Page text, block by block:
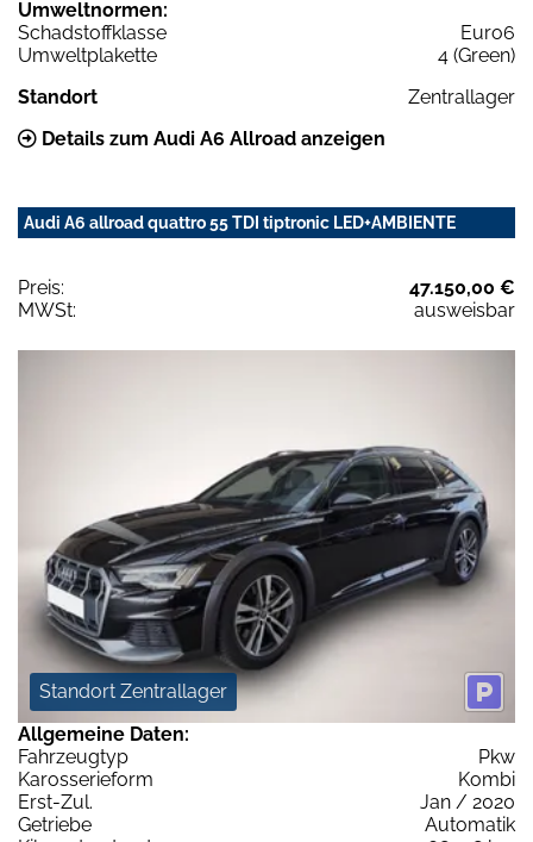
Umweltnormen:
Schadstoffklasse
Euro6
Umweltplakette
4 (Green)
Standort
Zentrallager
Details zum Audi A6 Allroad anzeigen
Audi A6 allroad quattro 55 TDI tiptronic LED+AMBIENTE
Preis:
47.150,00 €
MWSt:
ausweisbar
Standort Zentrallager
Allgemeine Daten:
Fahrzeugtyp
Pkw
Karosserieform
Kombi
Erst-Zul.
Jan / 2020
Getriebe
Automatik